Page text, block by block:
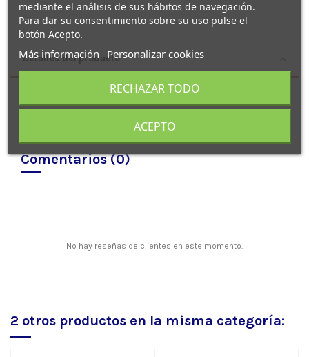
Detalles del producto
Comentarios (0)
No hay reseñas de clientes en este momento.
2 otros productos en la misma categoría:
mediante el análisis de sus hábitos de navegación.
Para dar su consentimiento sobre su uso pulse el
botón Acepto.
Más información Personalizar cookies
RECHAZAR TODO
ACEPTO